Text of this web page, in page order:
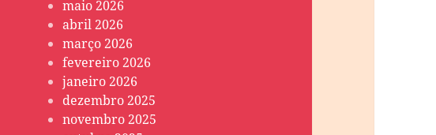
maio 2026
abril 2026
março 2026
fevereiro 2026
janeiro 2026
dezembro 2025
novembro 2025